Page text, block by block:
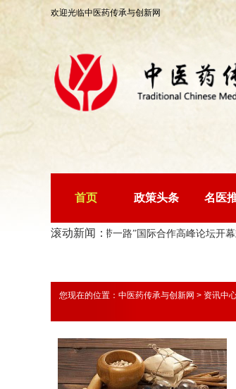
首页 政策头条 名医
欢迎光临中医药传承与创新网
滚动新闻：
近平在第三届“一带一路”国际合作高峰论坛开幕式上
您现在的位置： 中医药传承与创新网 > 资讯中